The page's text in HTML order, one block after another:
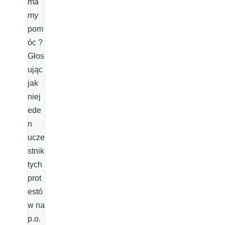
ma
my
pom
óc ?
Głos
ując
jak
niej
ede
n
ucze
stnik
tych
prot
estó
w na
p.o.